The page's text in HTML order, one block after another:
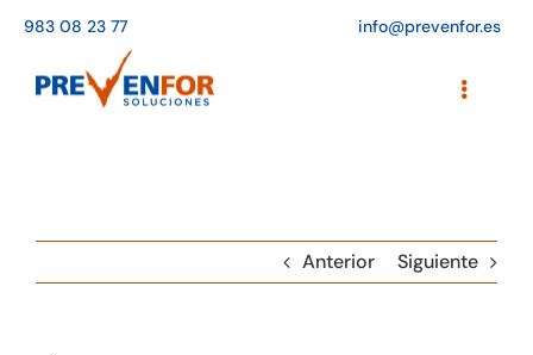
contenido
983 08 23 77 info@prevenfor.es
Toggle
Anterior Siguiente